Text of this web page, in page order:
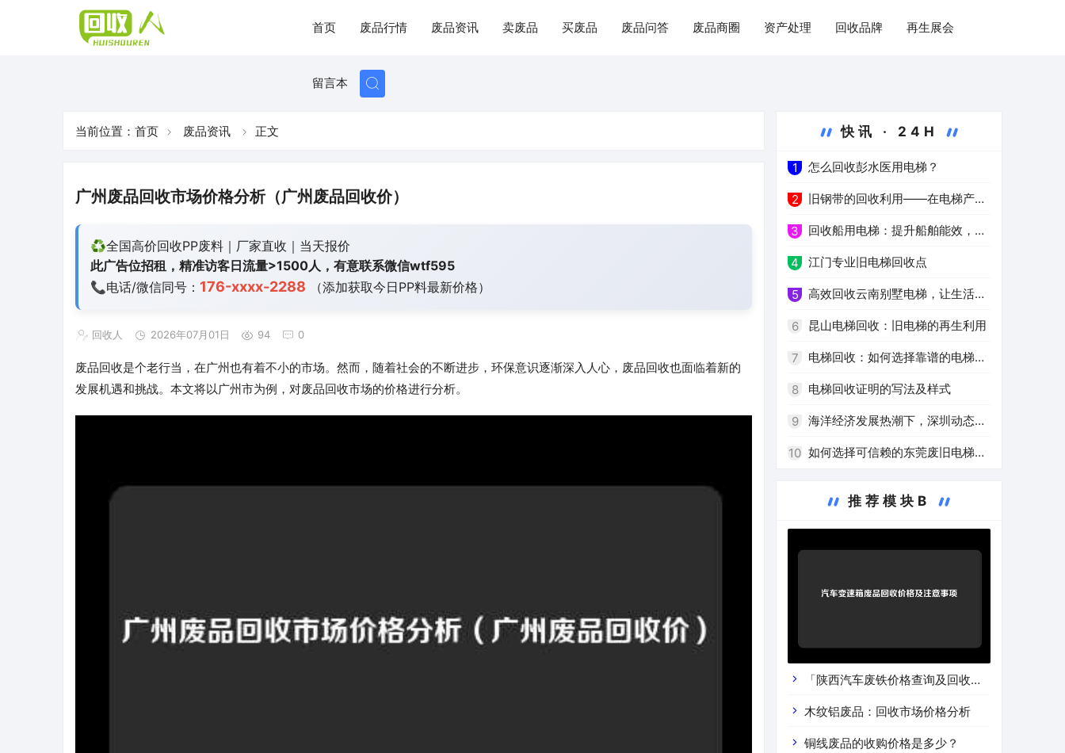
首页 废品行情 废品资讯 卖废品 买废品 废品问答 废品商圈 资产处理 回收品牌 再生展会
留言本
当前位置： 首页 废品资讯 正文
广州废品回收市场价格分析（广州废品回收价）
♻️全国高价回收PP废料｜厂家直收｜当天报价
此广告位招租，精准访客日流量>1500人，有意联系微信wtf595
📞电话/微信同号： 176-xxxx-2288 （添加获取今日PP料最新价格）
回收人 2026年07月01日 94 0
废品回收是个老行当，在广州也有着不小的市场。然而，随着社会的不断进步，环保意识逐渐深入人心，废品回收也面临着新的
发展机遇和挑战。本文将以广州市为例，对废品回收市场的价格进行分析。
快讯 · 24H
1 怎么回收彭水医用电梯？
2 旧钢带的回收利用——在电梯产业
中的重要作用
3 回收船用电梯：提升船舶能效，减
少能源消耗
4 江门专业旧电梯回收点
5 高效回收云南别墅电梯，让生活更
环保
6 昆山电梯回收：旧电梯的再生利用
7 电梯回收：如何选择靠谱的电梯回
收公司
8 电梯回收证明的写法及样式
9 海洋经济发展热潮下，深圳动态回
收船用电梯受关注
10 如何选择可信赖的东莞废旧电梯回
推荐模块B
「陕西汽车废铁价格查询及回收渠
道分析」 陕西车辆废铁价是什么
木纹铝废品：回收市场价格分析
铜线废品的收购价格是多少？